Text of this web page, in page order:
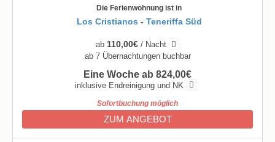
Die Ferienwohnung ist in
Los Cristianos - Teneriffa Süd
ab 110,00€ / Nacht
ab 7 Übernachtungen buchbar
Eine Woche ab 824,00€
inklusive Endreinigung und NK
Sofortbuchung möglich
ZUM ANGEBOT